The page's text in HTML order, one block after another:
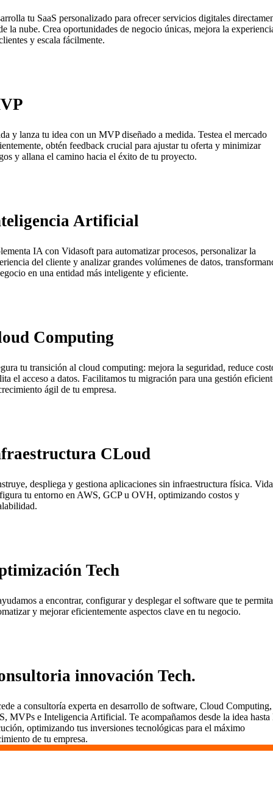
tu SaaS personalizado para ofrecer servicios digitales
la nube. Crea oportunidades de negocio únicas, mejora la
y escala fácilmente.
y lanza tu idea con un MVP diseñado a medida. Testea el mercado
obtén feedback crucial para ajustar tu oferta y minimizar
y allana el camino hacia el éxito de tu proyecto.
Artificial
IA con Vidasoft para automatizar procesos, personalizar la
del cliente y analizar grandes volúmenes de datos,
en una entidad más inteligente y eficiente.
Computing
tu transición al cloud computing: mejora la seguridad, reduce
el acceso a datos. Facilitamos tu migración para una gestión
ágil de tu empresa.
CLoud
despliega y gestiona aplicaciones sin infraestructura física.
tu entorno en AWS, GCP u OVH, optimizando costos y
Tech
a encontrar, configurar y desplegar el software que te permita
y mejorar eficientemente aspectos clave en tu negocio.
innovación Tech.
a consultoría experta en desarrollo de software, Cloud Computing,
MVPs e Inteligencia Artificial. Te acompañamos desde la idea hasta
optimizando tus inversiones tecnológicas para el máximo
de tu empresa.